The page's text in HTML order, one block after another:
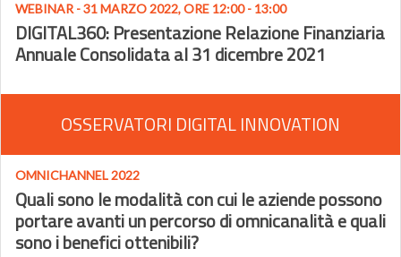
WEBINAR - 31 MARZO 2022, ORE 12:00 - 13:00
DIGITAL360: Presentazione Relazione Finanziaria
Annuale Consolidata al 31 dicembre 2021
OSSERVATORI DIGITAL INNOVATION
OMNICHANNEL 2022
Quali sono le modalità con cui le aziende possono
portare avanti un percorso di omnicanalità e quali
sono i benefici ottenibili?